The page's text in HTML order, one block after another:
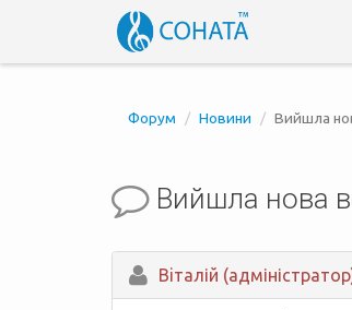
Форум Новини Вийшла
Вийшла нова
Вiталій